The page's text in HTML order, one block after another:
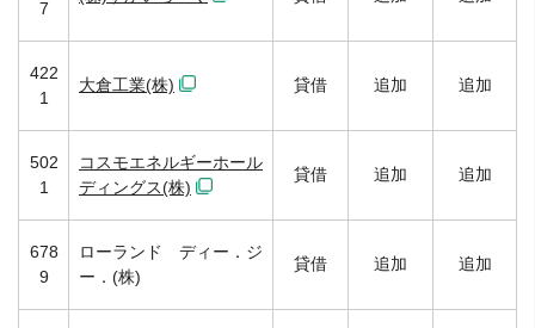
7
422
1
大倉工業(株) 貸借 追加 追加
502
1
コスモエネルギーホール
ディングス(株)
貸借 追加 追加
678
9
ローランド ディー．ジ
ー．(株)
貸借 追加 追加